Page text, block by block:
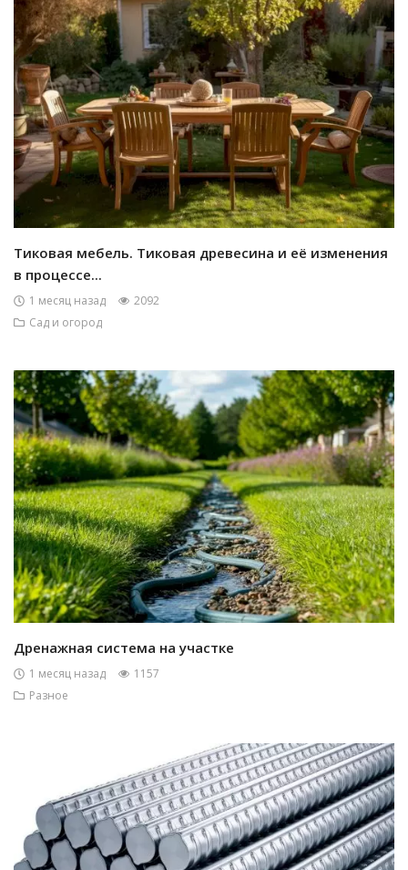
Тиковая мебель. Тиковая древесина и её изменения
в процессе...
1 месяц назад
2092
Сад и огород
Дренажная система на участке
1 месяц назад
1157
Разное